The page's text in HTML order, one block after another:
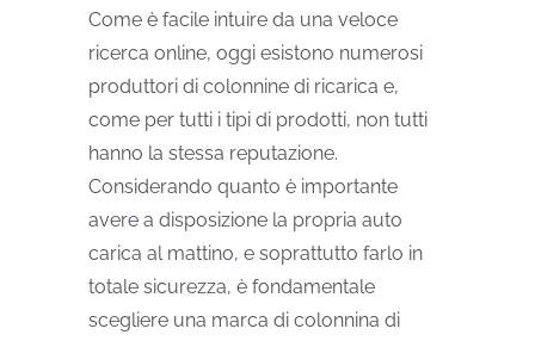
Come è facile intuire da una veloce
ricerca online, oggi esistono numerosi
produttori di colonnine di ricarica e,
come per tutti i tipi di prodotti, non tutti
hanno la stessa reputazione.
Considerando quanto è importante
avere a disposizione la propria auto
carica al mattino, e soprattutto farlo in
totale sicurezza, è fondamentale
scegliere una marca di colonnina di